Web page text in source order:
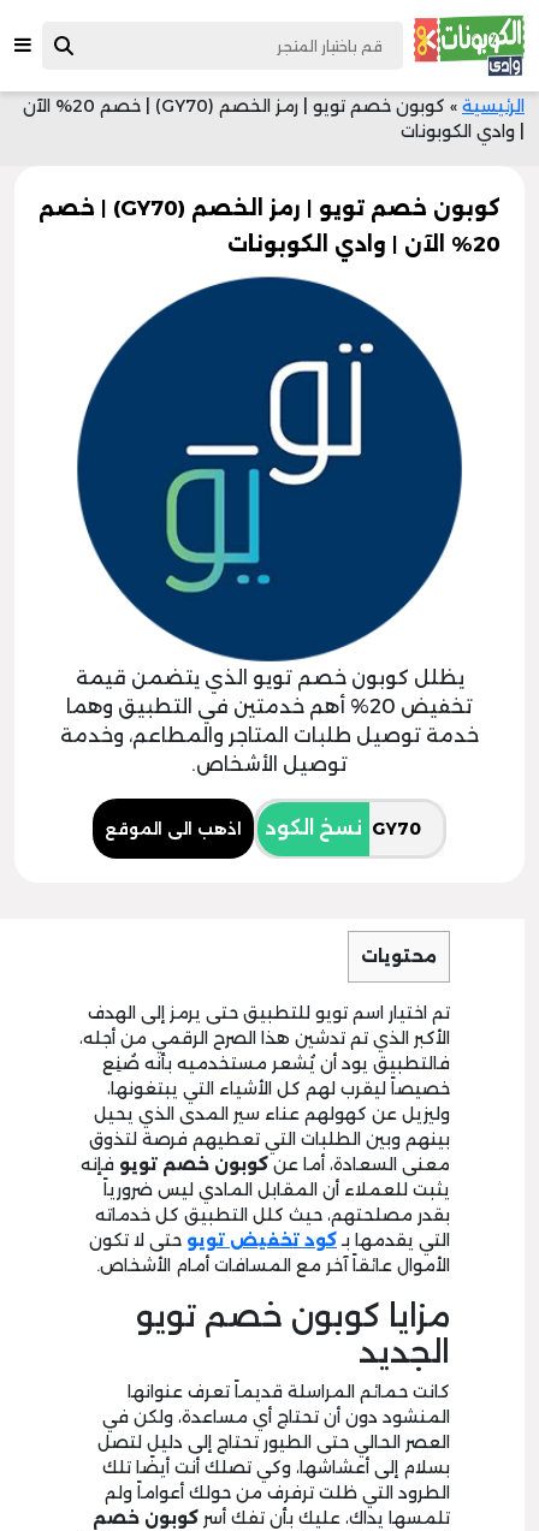
الرئيسية »
كوبون خصم تويو | رمز الخصم (GY70) | خصم 20% الآن
| وادي الكوبونات
كوبون خصم تويو | رمز الخصم (GY70) | خصم
20% الآن | وادي الكوبونات
يظلل كوبون خصم تويو الذي يتضمن قيمة
تخفيض 20% أهم خدمتين في التطبيق وهما
خدمة توصيل طلبات المتاجر والمطاعم، وخدمة
توصيل الأشخاص.
نسخ الكود اذهب الى الموقع
محتويات
تم اختيار اسم تويو للتطبيق حتى يرمز إلى الهدف
الأكبر الذي تم تدشين هذا الصرح الرقمي من أجله،
فالتطبيق يود أن يُشعر مستخدميه بأنه صُنِع
خصيصاً ليقرب لهم كل الأشياء التي يبتغونها،
وليزيل عن كهولهم عناء سير المدى الذي يحيل
بينهم وبين الطلبات التي تعطيهم فرصة لتذوق
معنى السعادة، أما عن كوبون خصم تويو فإنه
يثبت للعملاء أن المقابل المادي ليس ضرورياً
بقدر مصلحتهم، حيث كلل التطبيق كل خدماته
التي يقدمها بـكود تخفيض تويو حتى لا تكون
الأموال عائقاً آخر مع المسافات أمام الأشخاص.
مزايا كوبون خصم تويو
الجديد
كانت حمائم المراسلة قديماً تعرف عنوانها
المنشود دون أن تحتاج أي مساعدة، ولكن في
العصر الحالي حتى الطيور تحتاج إلى دليل لتصل
بسلام إلى أعشاشها، وكي تصلك أنت أيضًا تلك
الطرود التي ظلت ترفرف من حولك أعواماً ولم
تلمسها يداك، عليك بأن تفك أسر كوبون خصم